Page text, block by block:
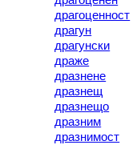
драгоценност
драгун
драгунски
драже
дразнене
дразнещ
дразнещо
дразним
дразнимост